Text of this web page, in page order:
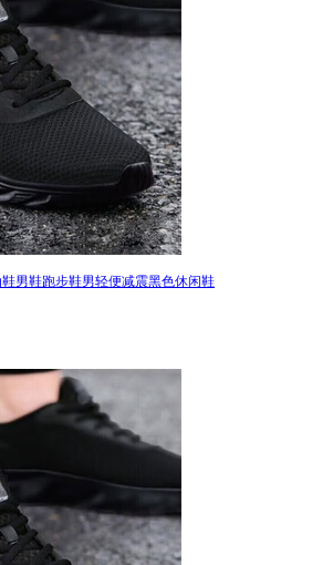
男鞋跑步鞋男轻便减震黑色休闲鞋